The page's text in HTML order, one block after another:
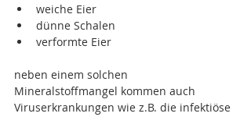
weiche Eier
dünne Schalen
verformte Eier
neben einem solchen
Mineralstoffmangel kommen auch
Viruserkrankungen wie z.B. die infektiöse